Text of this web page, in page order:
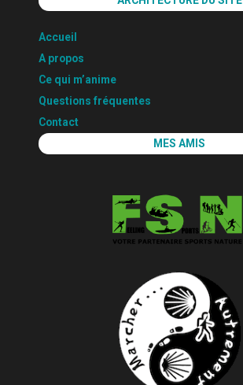
Accueil
A propos
Ce qui m’anime
Questions fréquentes
Contact
MES AMIS